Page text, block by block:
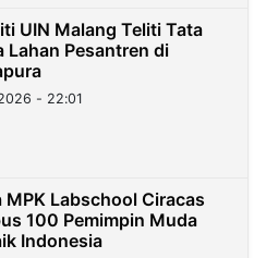
UIN Malang Teliti Tata
Lahan Pesantren di
- 22:01
MPK Labschool Ciracas
100 Pemimpin Muda
Indonesia